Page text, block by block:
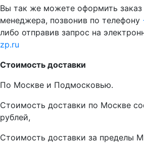
Вы так же можете оформить заказ
менеджера, позвонив по телефону
либо отправив запрос на
zp.ru
Стоимость доставки
По Москве и Подмосковью.
Стоимость доставки по Москве
рублей,
Стоимость доставки за пределы